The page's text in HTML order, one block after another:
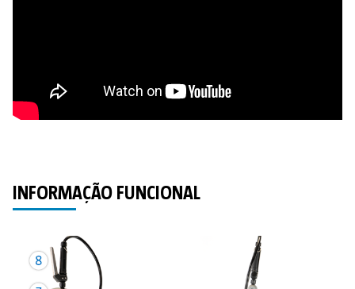
INFORMAÇÃO FUNCIONAL